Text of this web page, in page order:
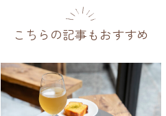
こちらの記事もおすすめ